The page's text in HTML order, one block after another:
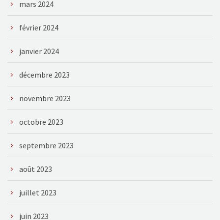
mars 2024
février 2024
janvier 2024
décembre 2023
novembre 2023
octobre 2023
septembre 2023
août 2023
juillet 2023
juin 2023